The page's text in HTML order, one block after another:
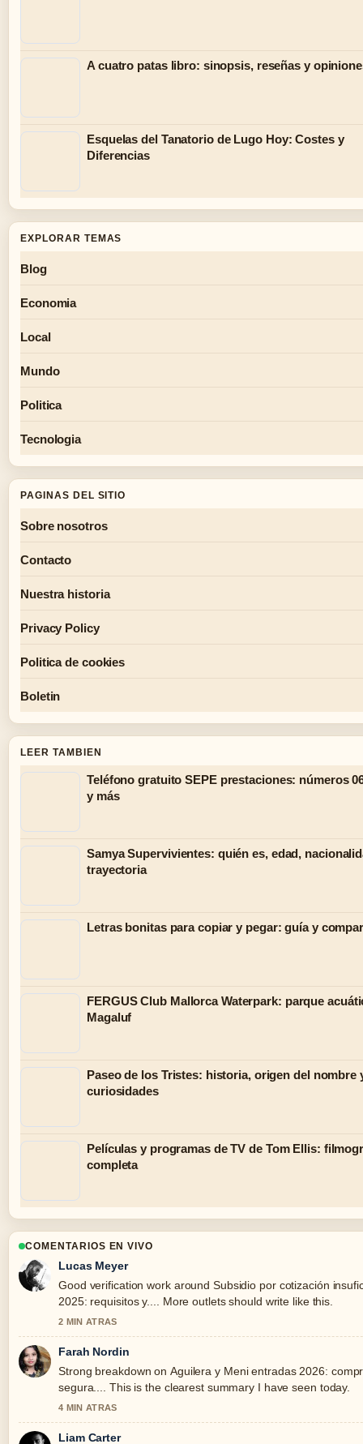
A cuatro patas libro: sinopsis, reseñas y
Esquelas del Tanatorio de Lugo Hoy: Costes y
Diferencias
EXPLORAR TEMAS
Blog
Economia
Local
Mundo
Politica
Tecnologia
PAGINAS DEL SITIO
Sobre nosotros
Contacto
Nuestra historia
Privacy Policy
Politica de cookies
Boletin
LEER TAMBIEN
Teléfono gratuito SEPE prestaciones: números
y más
Samya Supervivientes: quién es, edad,
trayectoria
Letras bonitas para copiar y pegar: guía y
FERGUS Club Mallorca Waterpark: parque
Magaluf
Paseo de los Tristes: historia, origen del nombre
curiosidades
Películas y programas de TV de Tom Ellis:
completa
COMENTARIOS EN VIVO
Lucas Meyer
Good verification work around Subsidio por cotización
2025: requisitos y.... More outlets should write like this.
2 MIN ATRAS
Farah Nordin
Strong breakdown on Aguilera y Meni entradas 2026:
segura.... This is the clearest summary I have seen today.
4 MIN ATRAS
Liam Carter